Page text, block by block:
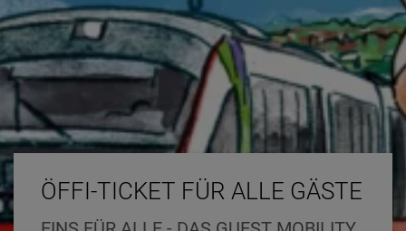
ÖFFI-TICKET FÜR ALLE GÄSTE